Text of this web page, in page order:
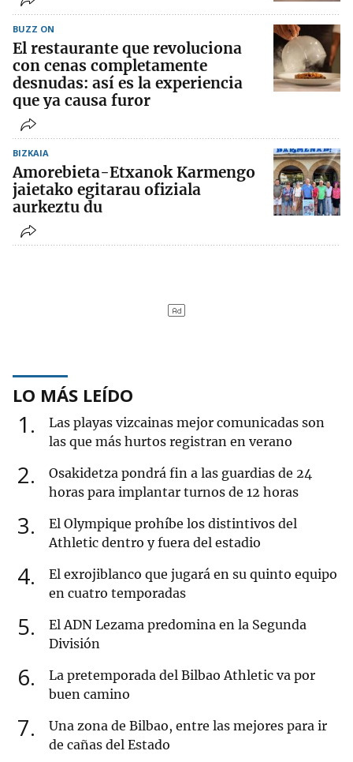
BUZZ ON
El restaurante que revoluciona
con cenas completamente
desnudas: así es la experiencia
que ya causa furor
BIZKAIA
Amorebieta-Etxanok Karmengo
jaietako egitarau ofiziala
aurkeztu du
LO MÁS LEÍDO
1
Las playas vizcainas mejor comunicadas son
las que más hurtos registran en verano
2
Osakidetza pondrá fin a las guardias de 24
horas para implantar turnos de 12 horas
3
El Olympique prohíbe los distintivos del
Athletic dentro y fuera del estadio
4
El exrojiblanco que jugará en su quinto equipo
en cuatro temporadas
5
El ADN Lezama predomina en la Segunda
División
6
La pretemporada del Bilbao Athletic va por
buen camino
7
Una zona de Bilbao, entre las mejores para ir
de cañas del Estado